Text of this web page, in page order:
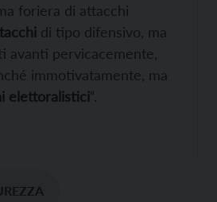
foriera di attacchi
di tipo difensivo, ma
avanti pervicacemente,
immotivatamente, ma
elettoralistici“.